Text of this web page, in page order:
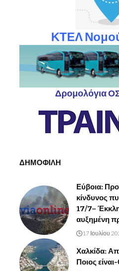
ΚΤΕΛ
Δρομολόγια
ΔΗΜΟΦΙΛΗ
Εύβοια:
κίνδυνος
17/7–
αυξημένη
17 Ιουλίου
Χαλκίδα:
Ποιος